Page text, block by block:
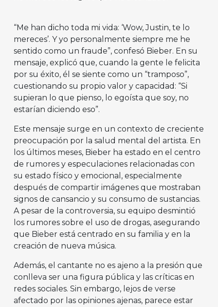
“Me han dicho toda mi vida: ‘Wow, Justin, te lo
mereces’. Y yo personalmente siempre me he
sentido como un fraude”, confesó Bieber. En su
mensaje, explicó que, cuando la gente le felicita
por su éxito, él se siente como un “tramposo”,
cuestionando su propio valor y capacidad: “Si
supieran lo que pienso, lo egoísta que soy, no
estarían diciendo eso”.
Este mensaje surge en un contexto de creciente
preocupación por la salud mental del artista. En
los últimos meses, Bieber ha estado en el centro
de rumores y especulaciones relacionadas con
su estado físico y emocional, especialmente
después de compartir imágenes que mostraban
signos de cansancio y su consumo de sustancias.
A pesar de la controversia, su equipo desmintió
los rumores sobre el uso de drogas, asegurando
que Bieber está centrado en su familia y en la
creación de nueva música.
Además, el cantante no es ajeno a la presión que
conlleva ser una figura pública y las críticas en
redes sociales. Sin embargo, lejos de verse
afectado por las opiniones ajenas, parece estar